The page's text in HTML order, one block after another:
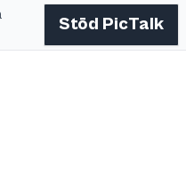
Stöd PicTalk